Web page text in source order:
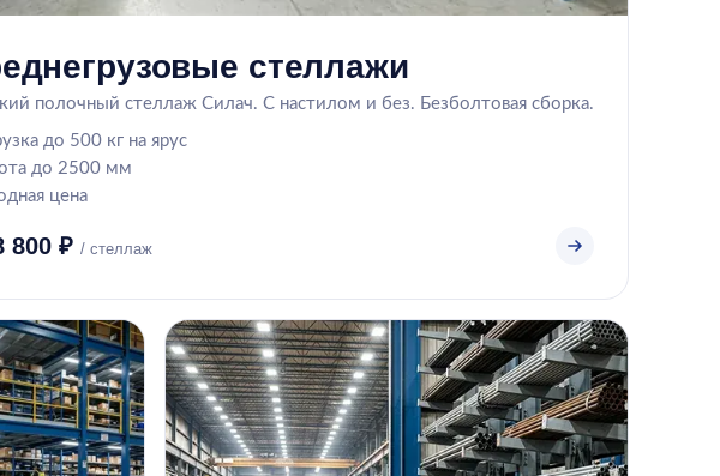
стеллажи
полочный стеллаж Силач. С настилом и без. Безболтовая сборка.
до 500 кг на ярус
до 2500 мм
цена
800 ₽ / стеллаж